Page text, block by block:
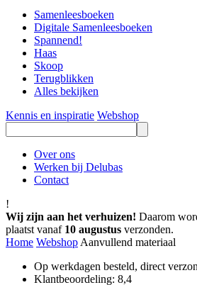
Samenleesboeken
Digitale Samenleesboeken
Spannend!
Haas
Skoop
Terugblikken
Alles bekijken
Kennis en inspiratie Webshop
Over ons
Werken bij Delubas
Contact
!
Wij zijn aan het verhuizen! Daarom
plaatst vanaf 10 augustus verzonden.
Home Webshop Aanvullend materiaal
Op werkdagen besteld, direct
Klantbeoordeling: 8,4